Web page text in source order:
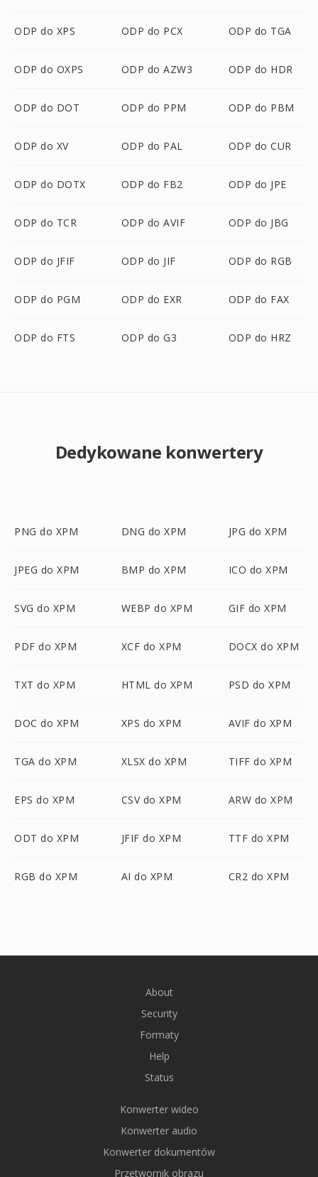
ODP do XPS ODP do PCX ODP do TGA
ODP do OXPS ODP do AZW3 ODP do HDR
ODP do DOT ODP do PPM ODP do PBM
ODP do XV ODP do PAL ODP do CUR
ODP do DOTX ODP do FB2 ODP do JPE
ODP do TCR ODP do AVIF ODP do JBG
ODP do JFIF ODP do JIF ODP do RGB
ODP do PGM ODP do EXR ODP do FAX
ODP do FTS ODP do G3 ODP do HRZ
Dedykowane konwertery
PNG do XPM DNG do XPM JPG do XPM
JPEG do XPM BMP do XPM ICO do XPM
SVG do XPM WEBP do XPM GIF do XPM
PDF do XPM XCF do XPM DOCX do XPM
TXT do XPM HTML do XPM PSD do XPM
DOC do XPM XPS do XPM AVIF do XPM
TGA do XPM XLSX do XPM TIFF do XPM
EPS do XPM CSV do XPM ARW do XPM
ODT do XPM JFIF do XPM TTF do XPM
RGB do XPM AI do XPM CR2 do XPM
About
Security
Formaty
Help
Status
Konwerter wideo
Konwerter audio
Konwerter dokumentów
Przetwornik obrazu